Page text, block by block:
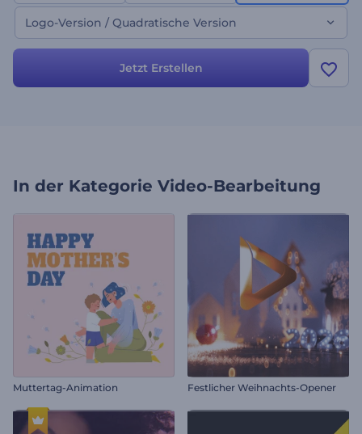
Logo-Version / Quadratische Version
Jetzt Erstellen
In der Kategorie Video-Bearbeitung
Muttertag-Animation Festlicher Weihnachts-Opener